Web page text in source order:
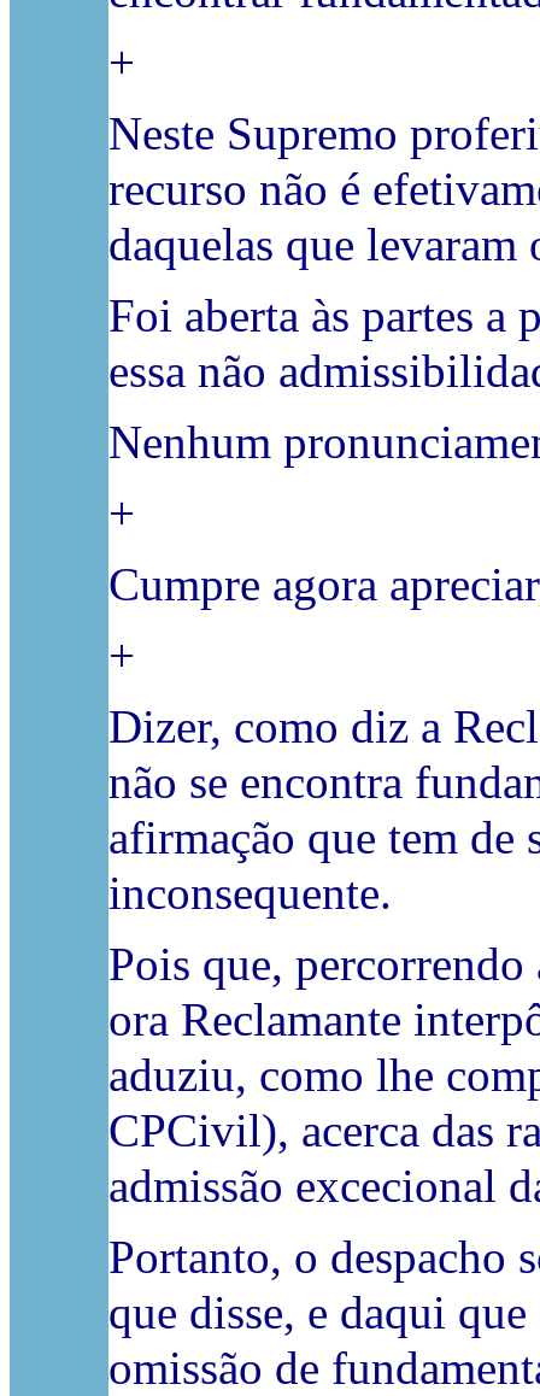
+
Neste Supremo
recurso não é
daquelas que
Foi aberta às partes a
essa não
Nenhum
+
Cumpre agora
+
Dizer, como diz a
não se encontra
afirmação que tem de
inconsequente.
Pois que, percorrendo
ora Reclamante
aduziu, como lhe
CPCivil), acerca das
admissão excecional
Portanto, o despacho
que disse, e daqui
omissão de